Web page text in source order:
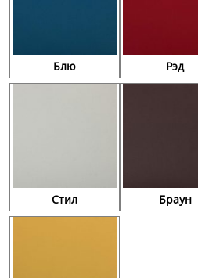
Блю Рэд
Стил Браун